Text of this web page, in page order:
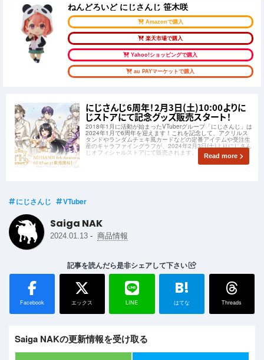
ねんどろいど にじさんじ 笹木咲
Amazonで購入
楽天市場で購入
Yahoo!ショッピングで購入
au PAYマーケットで購入
にじさんじ6周年！2月3日(土)10:00よりに
じストアにて記念グッズ販売スタート！
2018年1月に活動が始まったVTuberグループ「にじさんじ」は
2024年1月で6周年を迎えます！これを記念して、アクリルス
タンドやランダムチェキ風カードなどの定番アイテムや受注生
産のキャラファイングラフが、2024年2月3日(土)よりにじさん
じオフィシャルストアにて販売されます。 Read more
にじさんじ VTuber
Saiga NAK
2024.01.13 - 商品情報
記事を読んだら是非シェアして下さい
Facebook エックス LINE
B!
はてな Threads
Saiga NAKの更新情報を受け取る